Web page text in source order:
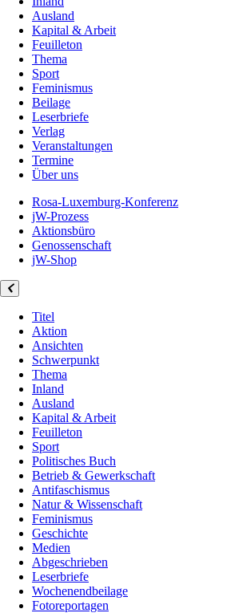
Ausland
Kapital & Arbeit
Feuilleton
Thema
Sport
Feminismus
Beilage
Leserbriefe
Verlag
Veranstaltungen
Termine
Über uns
Rosa-Luxemburg-Konferenz
jW-Prozess
Aktionsbüro
Genossenschaft
jW-Shop
Titel
Aktion
Ansichten
Schwerpunkt
Thema
Inland
Ausland
Kapital & Arbeit
Feuilleton
Sport
Politisches Buch
Betrieb & Gewerkschaft
Antifaschismus
Natur & Wissenschaft
Feminismus
Geschichte
Medien
Abgeschrieben
Leserbriefe
Wochenendbeilage
Fotoreportagen